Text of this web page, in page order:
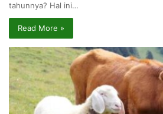
tahunnya? Hal ini…
Read More »